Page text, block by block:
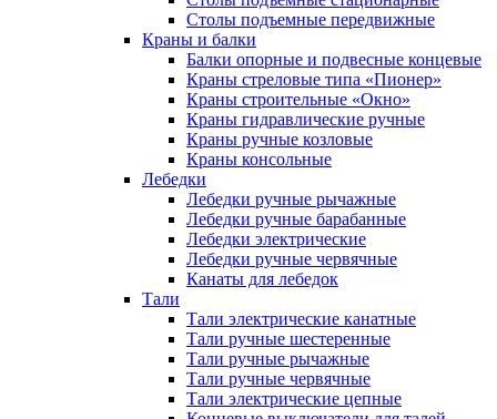
Столы подъемные передвижные
Краны и балки
Балки опорные и подвесные концевые
Краны стреловые типа «Пионер»
Краны строительные «Окно»
Краны гидравлические ручные
Краны ручные козловые
Краны консольные
Лебедки
Лебедки ручные рычажные
Лебедки ручные барабанные
Лебедки электрические
Лебедки ручные червячные
Канаты для лебедок
Тали
Тали электрические канатные
Тали ручные шестеренные
Тали ручные рычажные
Тали ручные червячные
Тали электрические цепные